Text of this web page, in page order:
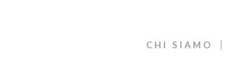
CHI SIAMO